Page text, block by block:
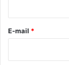
*
E-mail *